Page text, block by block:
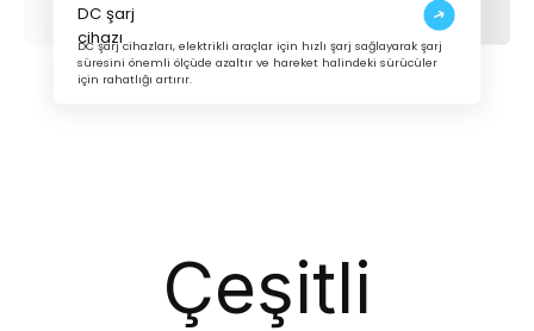
DC şarj
cihazı
DC şarj cihazları, elektrikli araçlar için hızlı şarj sağlayarak şarj
süresini önemli ölçüde azaltır ve hareket halindeki sürücüler
için rahatlığı artırır.
Çeşitli